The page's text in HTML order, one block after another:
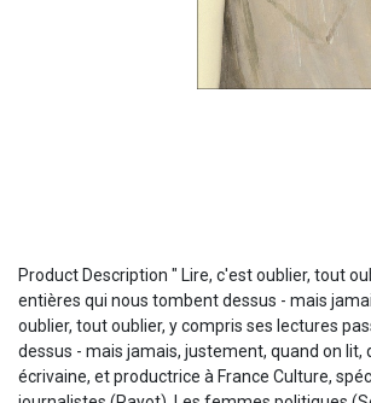
Product Description " Lire, c'est oublier, tout
entières qui nous tombent dessus - mais
oublier, tout oublier, y compris ses lectures
dessus - mais jamais, justement, quand on
écrivaine, et productrice à France Culture,